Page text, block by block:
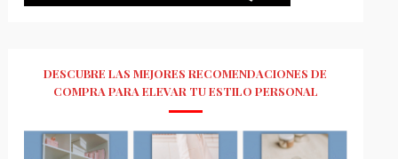
DESCUBRE LAS MEJORES RECOMENDACIONES DE
COMPRA PARA ELEVAR TU ESTILO PERSONAL